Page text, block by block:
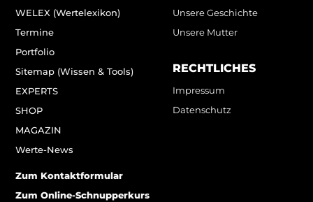
WELEX (Wertelexikon)
Termine
Portfolio
Sitemap (Wissen & Tools)
EXPERTS
SHOP
MAGAZIN
Werte-News
Zum Kontaktformular
Zum Online-Schnupperkurs
Unsere Geschichte
Unsere Mutter
RECHTLICHES
Impressum
Datenschutz